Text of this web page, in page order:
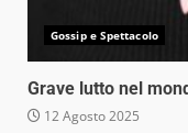
Gossip e Spettacolo
Grave lutto nel
12 Agosto 2025